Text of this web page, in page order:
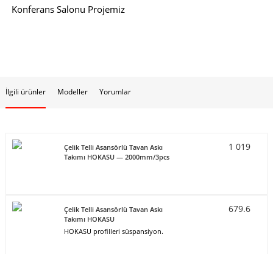
Konferans Salonu Projemiz
İlgili ürünler Modeller Yorumlar
Çelik Telli Asansörlü Tavan Askı
Takımı HOKASU — 2000mm/3pcs
1 019
Çelik Telli Asansörlü Tavan Askı
Takımı HOKASU
HOKASU profilleri süspansiyon.
679.6